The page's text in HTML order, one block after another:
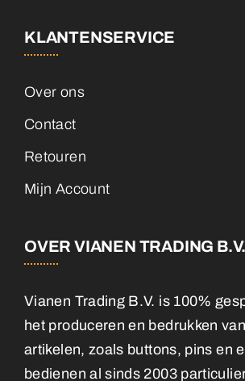
KLANTENSERVICE
Over ons
Contact
Retouren
Mijn Account
OVER VIANEN TRADING B.V.
Vianen Trading B.V. is 100%
het produceren en bedrukken
artikelen, zoals buttons, pins en
bedienen al sinds 2003